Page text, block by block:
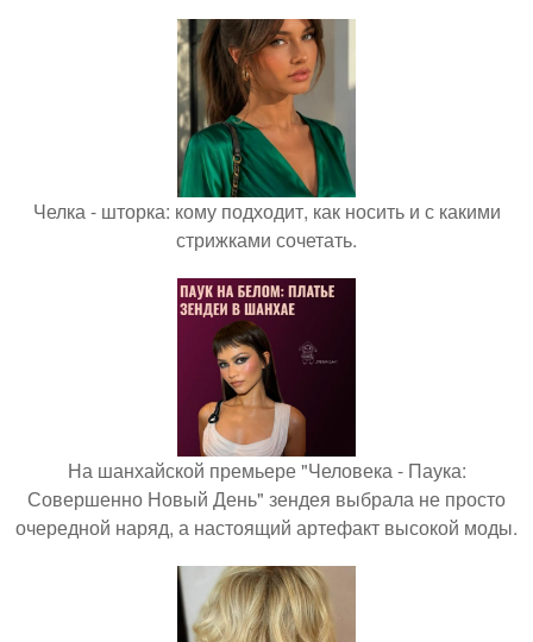
Челка - шторка: кому подходит, как носить и с какими
стрижками сочетать.
На шанхайской премьере "Человека - Паука:
Совершенно Новый День" зендея выбрала не просто
очередной наряд, а настоящий артефакт высокой моды.